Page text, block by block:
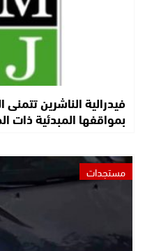
فيدرالية الناشرين تتمنى
بمواقفها المبدئية ذات
مستجدات